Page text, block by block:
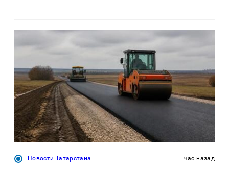
Новости Татарстана час назад